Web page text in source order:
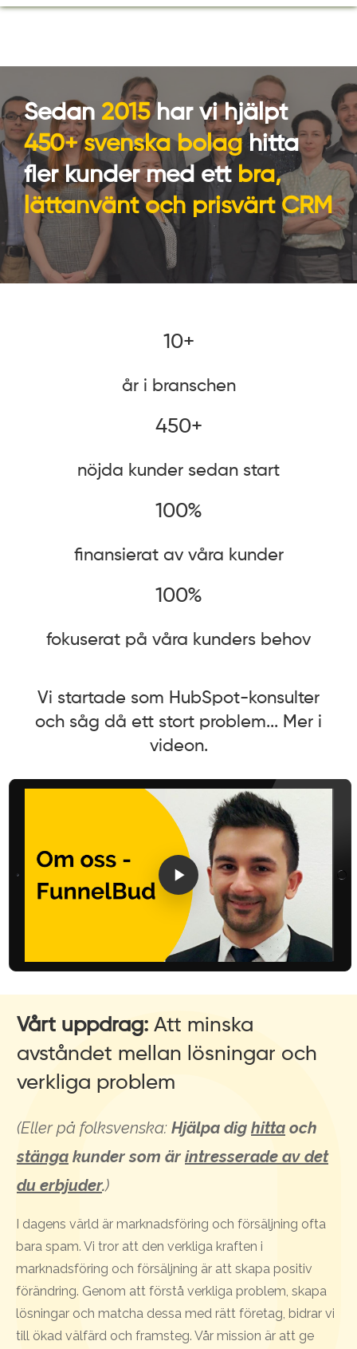
Sedan 2015 har vi hjälpt
450+ svenska bolaghitta
fler kunder med ett bra,
lättanvänt och prisvärt CRM
10+
år i branschen
450+
nöjda kunder sedan start
100%
finansierat av våra kunder
100%
fokuserat på våra kunders behov
Vi startade som HubSpot-konsulter
och såg då ett stort problem... Mer i
videon.
Vårt uppdrag: Att minska
avståndet mellan lösningar och
verkliga problem
(Eller på folksvenska: Hjälpa dig hitta och
stänga kunder som är intresserade av det
du erbjuder.)
I dagens värld är marknadsföring och försäljning ofta
bara spam. Vi tror att den verkliga kraften i
marknadsföring och försäljning är att skapa positiv
förändring. Genom att förstå verkliga problem, skapa
lösningar och matcha dessa med rätt företag, bidrar vi
till ökad välfärd och framsteg. Vår mission är att ge